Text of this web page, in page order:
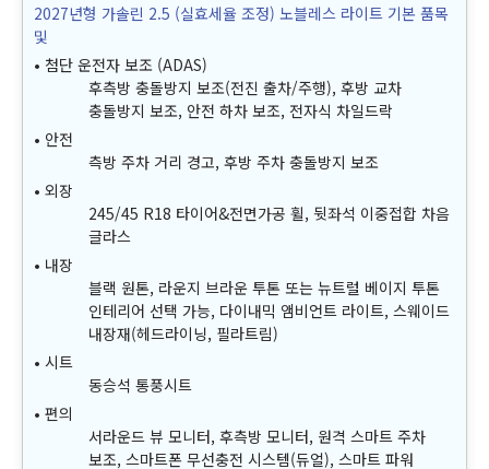
2027년형 가솔린 2.5 (실효세율 조정) 노블레스 라이트 기본 품목
및
첨단 운전자 보조 (ADAS)
후측방 충돌방지 보조(전진 출차/주행), 후방 교차
충돌방지 보조, 안전 하차 보조, 전자식 차일드락
안전
측방 주차 거리 경고, 후방 주차 충돌방지 보조
외장
245/45 R18 타이어&전면가공 휠, 뒷좌석 이중접합 차음
글라스
내장
블랙 원톤, 라운지 브라운 투톤 또는 뉴트럴 베이지 투톤
인테리어 선택 가능, 다이내믹 앰비언트 라이트, 스웨이드
내장재(헤드라이닝, 필라트림)
시트
동승석 통풍시트
편의
서라운드 뷰 모니터, 후측방 모니터, 원격 스마트 주차
보조, 스마트폰 무선충전 시스템(듀얼), 스마트 파워